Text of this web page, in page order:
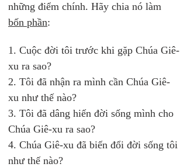
những điểm chính. Hãy chia nó làm
bốn phần:
1. Cuộc đời tôi trước khi gặp Chúa Giê-
xu ra sao?
2. Tôi đã nhận ra mình cần Chúa Giê-
xu như thế nào?
3. Tôi đã dâng hiến đời sống mình cho
Chúa Giê-xu ra sao?
4. Chúa Giê-xu đã biến đổi đời sống tôi
như thế nào?